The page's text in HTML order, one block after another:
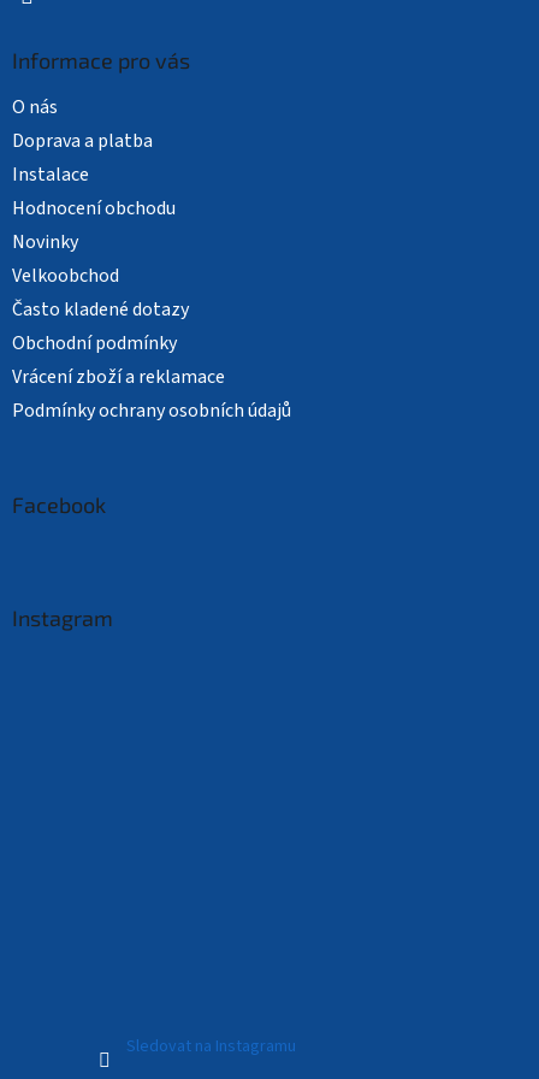
Informace pro vás
O nás
Doprava a platba
Instalace
Hodnocení obchodu
Novinky
Velkoobchod
Často kladené dotazy
Obchodní podmínky
Vrácení zboží a reklamace
Podmínky ochrany osobních údajů
Facebook
Instagram
Sledovat na Instagramu